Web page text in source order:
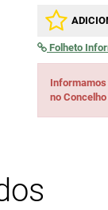
Folheto
Informamos
no